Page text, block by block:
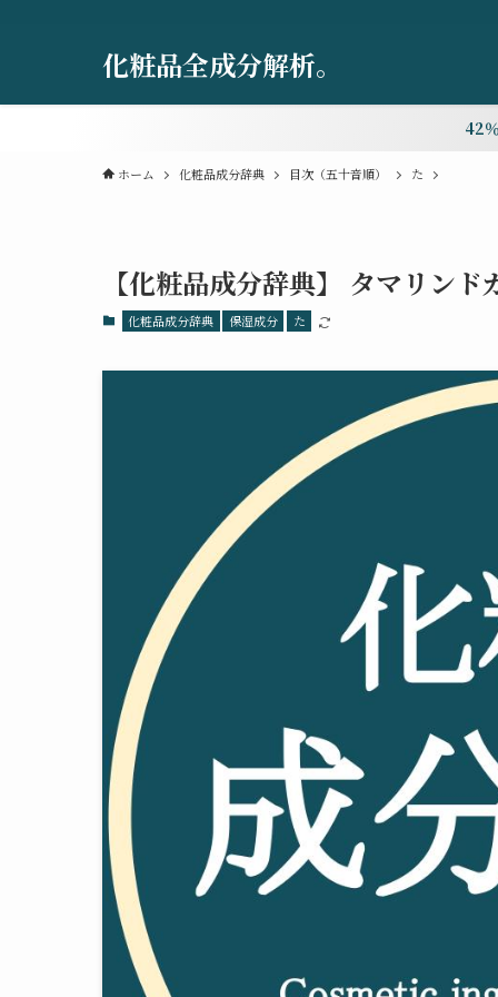
化粧品全成分解析。
42
ホーム 化粧品成分辞典 目次（五十音順） た
【化粧品成分辞典】 タマリンド
化粧品成分辞典 保湿成分 た